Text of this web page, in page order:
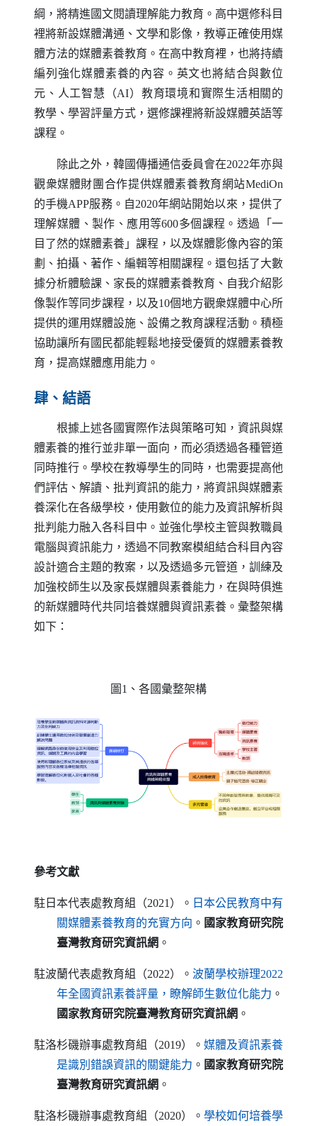
綱，將精進國文閱讀理解能力教育。高中選修科目
裡將新設媒體溝通、文學和影像，教導正確使用媒
體方法的媒體素養教育。在高中教育裡，也將持續
編列強化媒體素養的內容。英文也將結合與數位
元、人工智慧（AI）教育環境和實際生活相關的
教學、學習評量方式，選修課裡將新設媒體英語等
課程。
除此之外，韓國傳播通信委員會在2022年亦與
觀衆媒體財團合作提供媒體素養教育網站MediOn
的手機APP服務。自2020年網站開始以來，提供了
理解媒體、製作、應用等600多個課程。透過「一
目了然的媒體素養」課程，以及媒體影像內容的策
劃、拍攝、著作、編輯等相關課程。還包括了大數
據分析體驗課、家長的媒體素養教育、自我介紹影
像製作等同步課程，以及10個地方觀衆媒體中心所
提供的運用媒體設施、設備之教育課程活動。積極
協助讓所有國民都能輕鬆地接受優質的媒體素養教
育，提高媒體應用能力。
肆、結語
根據上述各國實際作法與策略可知，資訊與媒
體素養的推行並非單一面向，而必須透過各種管道
同時推行。學校在教導學生的同時，也需要提高他
們評估、解讀、批判資訊的能力，將資訊與媒體素
養深化在各級學校，使用數位的能力及資訊解析與
批判能力融入各科目中。並強化學校主管與教職員
電腦與資訊能力，透過不同教案模組結合科目內容
設計適合主題的教案，以及透過多元管道，訓練及
加強校師生以及家長媒體與素養能力，在與時俱進
的新媒體時代共同培養媒體與資訊素養。彙整架構
如下：
圖1、各國彙整架構
參考文獻
駐日本代表處教育組（2021）。 日本公民教育中有
關媒體素養教育的充實方向（另開新視窗）
。 國家教育研究院
臺灣教育研究資訊網 。
駐波蘭代表處教育組（2022）。 波蘭學校辦理2022
年全國資訊素養評量，瞭解師生數位化能力（另開新視
。
國家教育研究院臺灣教育研究資訊網 。
駐洛杉磯辦事處教育組（2019）。 媒體及資訊素養
是識別錯誤資訊的關鍵能力（另開新視窗）
。 國家教育研究院
臺灣教育研究資訊網 。
駐洛杉磯辦事處教育組（2020）。 學校如何培養學